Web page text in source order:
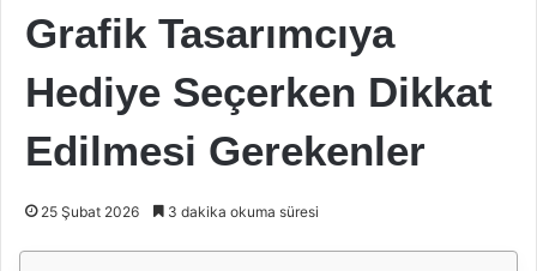
Grafik Tasarımcıya
Hediye Seçerken Dikkat
Edilmesi Gerekenler
25 Şubat 2026 3 dakika okuma süresi